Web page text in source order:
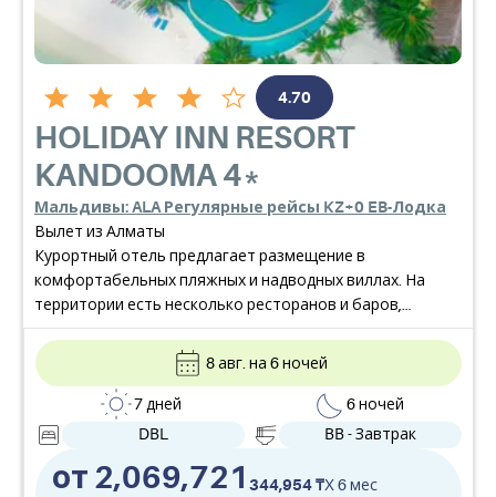
4.70
HOLIDAY INN RESORT
KANDOOMA4*
Мальдивы: ALA Регулярные рейсы KZ+0 EB-Лодка
Вылет из Алматы
Курортный отель предлагает размещение в
комфортабельных пляжных и надводных виллах. На
территории есть несколько ресторанов и баров,
детский клуб, бассейны для взрослых и детей, а также
SPA-центр и круглосуточный тренажерный зал. Есть
беговая дорожка вокруг острова. Отличные условия
для дайвинга и серфинга.
от 2,069,721 344,954 ₸X 6 мес
8 авг. на 6 ночей
7 дней
6 ночей
DBL
BB - Завтрак